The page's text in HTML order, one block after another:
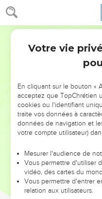
3
exercer son ministère. Il
Joseph, dont voici les
24
Mattathias, Amos,
Maath, Mattathias,
Melki, Addi, Kosam,
Jésus, Eliézer, Yorim,
Siméon, *Juda, Joseph,
Méléa, Menna, Mattata,
Isaï, Obed, Booz, Salmon,
Aminadab, Admîn, Arni,
*Jacob, *Isaac, *Abraham,
35
Votre vie
En cliquant sur le bouton «
acceptez que TopChrétien
cookies ou l'identifiant
traite vos données à
données de navigation et
votre compte utilisateur)
Mesurer l'audience de
Vous permettre d'utiliser
vidéo, des cartes du
Vous permettre d'entrer
relation aux utilisateurs.